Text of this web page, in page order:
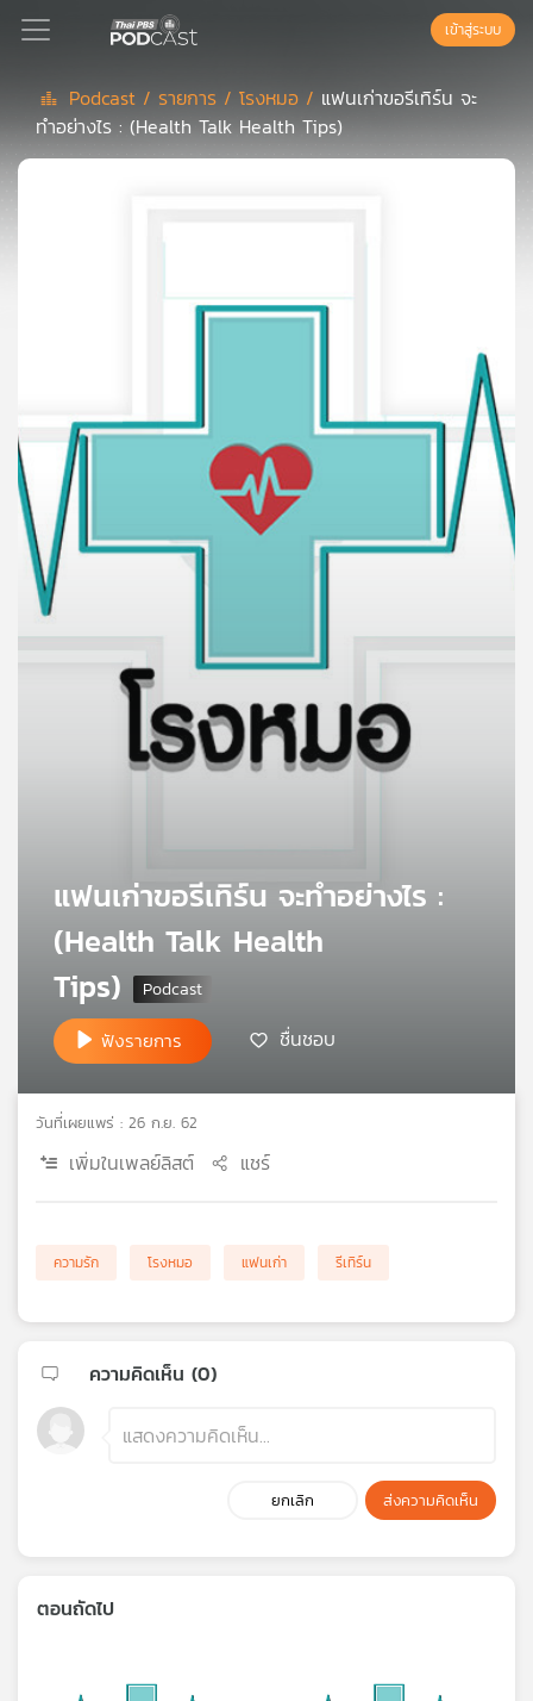
Podcast
ย์
ลิ
สต์
ของ
คุณ
เพลง
เกี่ยว
เครือ
ข่าย
ไทย
วิทยุ
ข่าย
เข้าสู่ระบบ
Podcast / รายการ /โรงหมอ / แฟนเก่าขอรีเทิร์น จะ
ทำอย่างไร : (Health Talk Health Tips)
แฟนเก่าขอรีเทิร์น จะทำอย่างไร :
(Health Talk Health
Tips)
ฟังรายการ ชื่นชอบ
วันที่เผยแพร่ : 26 ก.ย. 62
เพิ่มในเพลย์ลิสต์ แชร์
ความรัก โรงหมอ แฟนเก่า รีเทิร์น
ความคิดเห็น (0)
ยกเลิก ส่งความคิดเห็น
ตอนถัดไป